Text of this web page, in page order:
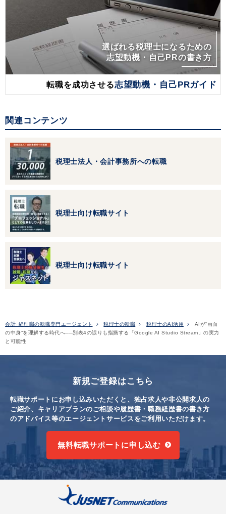
選ばれる税理士になるための
志望動機・自己PRの書き方
転職を成功させる志望動機・自己PRガイド
関連コンテンツ
税理士法人・会計事務所への転職
税理士向け転職サイト
税理士向け転職サイト
会計･経理職の転職専門エージェント 税理士の転職 税理士のAI活用
AIが“画面
の中身”を理解する時代へ──別表4の誤りも指摘する「Google AI Studio Stream」の実力
と可能性
新規ご登録はこちら
転職サポートにお申し込みいただくと、独占求人や非公開求人の
ご紹介、キャリアプランのご相談や履歴書・職務経歴書の書き方
のアドバイス等のエージェントサービスをご利用いただけます。
無料転職サポートに申し込む